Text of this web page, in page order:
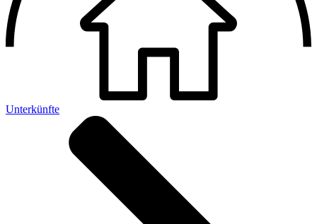
Unterkünfte